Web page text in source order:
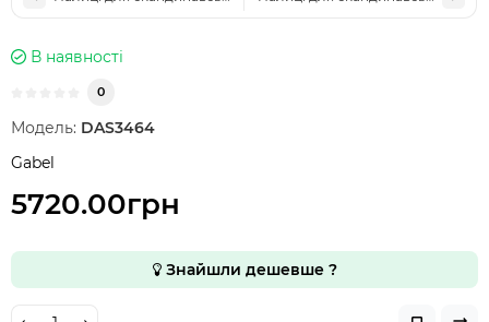
В наявності
0
Модель: DAS3464
Gabel
5720.00грн
Знайшли дешевше ?